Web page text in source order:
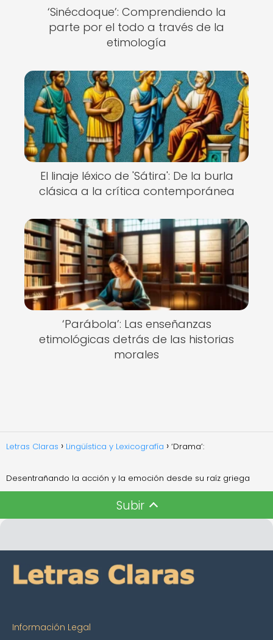
‘Sinécdoque’: Comprendiendo la
parte por el todo a través de la
etimología
El linaje léxico de 'Sátira': De la burla
clásica a la crítica contemporánea
‘Parábola’: Las enseñanzas
etimológicas detrás de las historias
morales
Letras Claras Lingüística y Lexicografía ‘Drama’:
Desentrañando la acción y la emoción desde su raíz griega
Subir
Información Legal